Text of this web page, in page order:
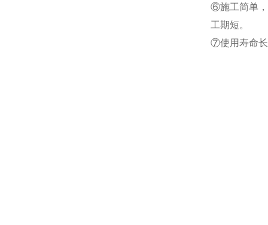
⑥施工简单，
工期短。
⑦使用寿命长